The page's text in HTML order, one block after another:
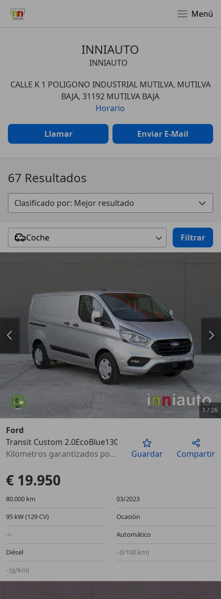
Menú
INNIAUTO
INNIAUTO
CALLE K 1 POLIGONO INDUSTRIAL MUTILVA, MUTILVA
BAJA, 31192 MUTILVA BAJA
Horario
Llamar Enviar E-Mail
67 Resultados
Coche Filtrar
Anterior
1 /26
Ford
Transit Custom 2.0EcoBlue130cv
Kilometros garantizados por escrito
Guardar Compartir
€ 19.950
80.000 km
03/2023
95 kW (129 CV)
Ocasión
-/-
Automático
Diésel
- (l/100 km)
- (g/km)